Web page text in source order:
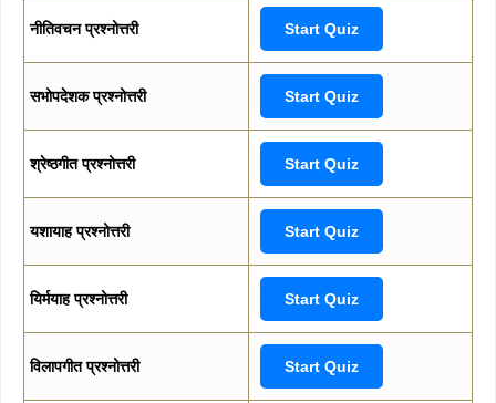
नीतिवचन प्रश्नोत्तरी Start Quiz
सभोपदेशक प्रश्नोत्तरी Start Quiz
श्रेष्ठगीत प्रश्नोत्तरी Start Quiz
यशायाह प्रश्नोत्तरी Start Quiz
यिर्मयाह प्रश्नोत्तरी Start Quiz
विलापगीत प्रश्नोत्तरी Start Quiz